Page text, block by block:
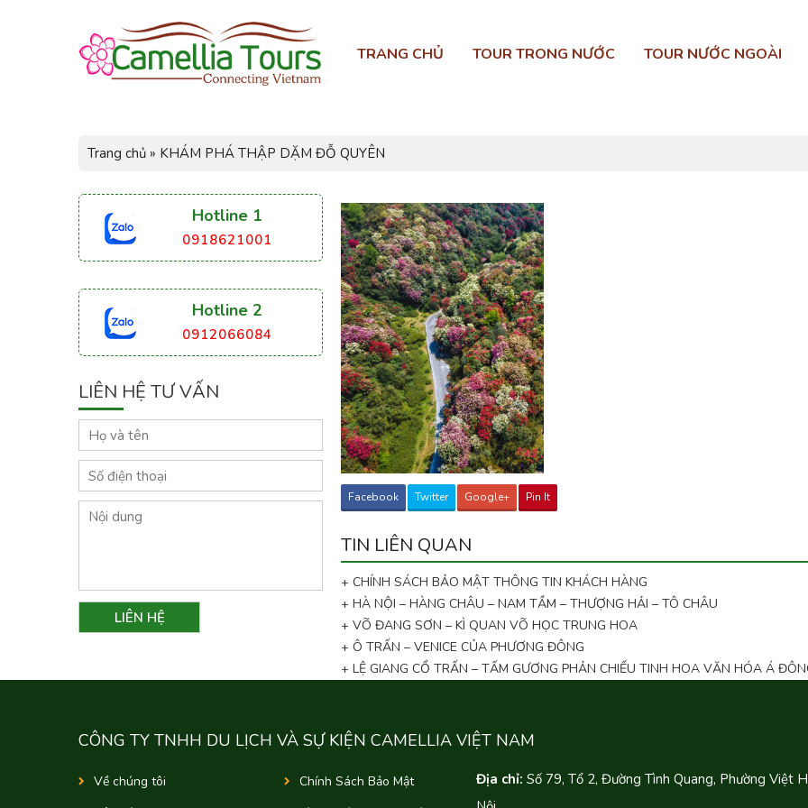
TRANG CHỦ TOUR TRONG NƯỚC TOUR NƯỚC NGOÀI
Trang chủ » KHÁM PHÁ THẬP DẶM ĐỖ QUYÊN
Facebook Twitter Google+ Pin It
TIN LIÊN QUAN
+ CHÍNH SÁCH BẢO MẬT THÔNG TIN KHÁCH HÀNG
+ HÀ NỘI – HÀNG CHÂU – NAM TẦM – THƯỢNG HẢI – TÔ CHÂU
+ VÕ ĐANG SƠN – KÌ QUAN VÕ HỌC TRUNG HOA
+ Ô TRẤN – VENICE CỦA PHƯƠNG ĐÔNG
+ LỆ GIANG CỔ TRẤN – TẤM GƯƠNG PHẢN CHIẾU TINH HOA VĂN HÓA Á
Hotline 1
0918621001
Hotline 2
0912066084
LIÊN HỆ TƯ VẤN
CÔNG TY TNHH DU LỊCH VÀ SỰ KIỆN CAMELLIA VIỆT NAM
Về chúng tôi
Chính Sách Bảo Mật
Địa chỉ: Số 79, Tổ 2, Đường Tình Quang, Phường Việt